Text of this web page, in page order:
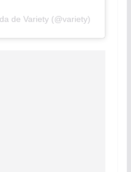
de Variety (@variety)